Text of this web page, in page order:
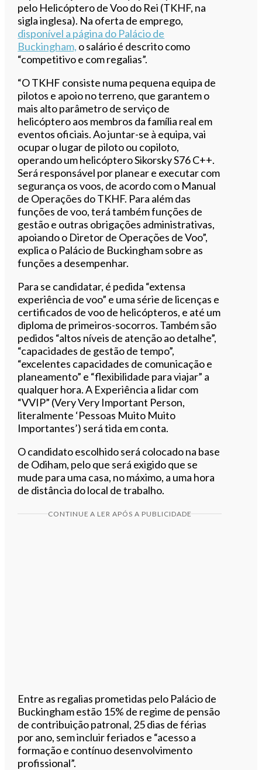
pelo Helicóptero de Voo do Rei (TKHF, na
sigla inglesa). Na oferta de emprego,
disponível a página do Palácio de
Buckingham, o salário é descrito como
“competitivo e com regalias”.
“O TKHF consiste numa pequena equipa de
pilotos e apoio no terreno, que garantem o
mais alto parâmetro de serviço de
helicóptero aos membros da família real em
eventos oficiais. Ao juntar-se à equipa, vai
ocupar o lugar de piloto ou copiloto,
operando um helicóptero Sikorsky S76 C++.
Será responsável por planear e executar com
segurança os voos, de acordo com o Manual
de Operações do TKHF. Para além das
funções de voo, terá também funções de
gestão e outras obrigações administrativas,
apoiando o Diretor de Operações de Voo”,
explica o Palácio de Buckingham sobre as
funções a desempenhar.
Para se candidatar, é pedida “extensa
experiência de voo” e uma série de licenças e
certificados de voo de helicópteros, e até um
diploma de primeiros-socorros. Também são
pedidos “altos níveis de atenção ao detalhe”,
“capacidades de gestão de tempo”,
“excelentes capacidades de comunicação e
planeamento” e “flexibilidade para viajar” a
qualquer hora. A Experiência a lidar com
“VVIP” (Very Very Important Person,
literalmente ‘Pessoas Muito Muito
Importantes’) será tida em conta.
O candidato escolhido será colocado na base
de Odiham, pelo que será exigido que se
mude para uma casa, no máximo, a uma hora
de distância do local de trabalho.
CONTINUE A LER APÓS A PUBLICIDADE
Entre as regalias prometidas pelo Palácio de
Buckingham estão 15% de regime de pensão
de contribuição patronal, 25 dias de férias
por ano, sem incluir feriados e “acesso a
formação e contínuo desenvolvimento
profissional”.